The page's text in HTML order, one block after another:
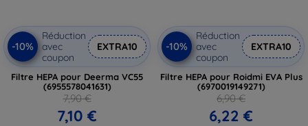
-10%
Réduction
avec
coupon
EXTRA10
Filtre HEPA pour Deerma VC55
(6955578041631)
7,90 €
7,10 €
-10%
Réduction
avec
coupon
EXTRA10
Filtre HEPA pour Roidmi EVA Plus
(6970019149271)
6,90 €
6,22 €